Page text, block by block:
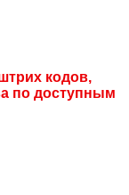
кодов,
по доступным